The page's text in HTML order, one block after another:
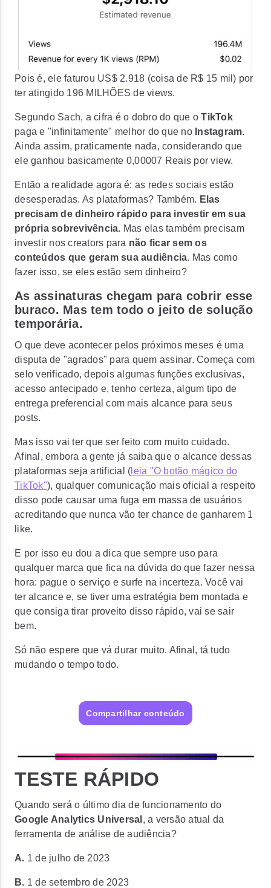
Pois é, ele faturou US$ 2.918 (coisa de R$ 15 mil) por
ter atingido 196 MILHÕES de views.
Segundo Sach, a cifra é o dobro do que oTikTok
paga e "infinitamente" melhor do que no Instagram.
Ainda assim, praticamente nada, considerando que
ele ganhou basicamente 0,00007 Reais por view.
Então a realidade agora é: as redes sociais estão
desesperadas. As plataformas? Também. Elas
precisam de dinheiro rápido para investir em sua
própria sobrevivência. Mas elas também precisam
investir nos creators para não ficar sem os
conteúdos que geram sua audiência. Mas como
fazer isso, se eles estão sem dinheiro?
As assinaturas chegam para cobrir esse
buraco. Mas tem todo o jeito de solução
temporária.
O que deve acontecer pelos próximos meses é uma
disputa de "agrados" para quem assinar. Começa com
selo verificado, depois algumas funções exclusivas,
acesso antecipado e, tenho certeza, algum tipo de
entrega preferencial com mais alcance para seus
posts.
Mas isso vai ter que ser feito com muito cuidado.
Afinal, embora a gente já saiba que o alcance dessas
plataformas seja artificial ( leia "O botão mágico do
TikTok"), qualquer comunicação mais oficial a respeito
disso pode causar uma fuga em massa de usuários
acreditando que nunca vão ter chance de ganharem 1
like.
E por isso eu dou a dica que sempre uso para
qualquer marca que fica na dúvida do que fazer nessa
hora: pague o serviço e surfe na incerteza. Você vai
ter alcance e, se tiver uma estratégia bem montada e
que consiga tirar proveito disso rápido, vai se sair
bem.
Só não espere que vá durar muito. Afinal, tá tudo
mudando o tempo todo.
Compartilhar conteúdo
TESTE RÁPIDO
Quando será o último dia de funcionamento do
Google Analytics Universal , a versão atual da
ferramenta de análise de audiência?
A. 1 de julho de 2023
B. 1 de setembro de 2023